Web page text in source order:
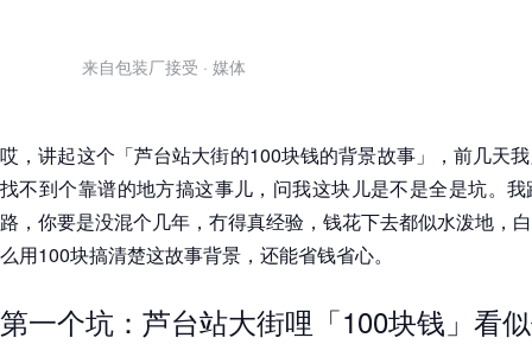
来自包装厂接受 · 媒体
哎，讲起这个「芦台站大街的100块钱的背景故事」，前几天
找不到个靠谱的地方搞这事儿，问我这块儿是不是全是坑。
路，你要是没混个几年，冇得真经验，钱花下去都似水泼地，
么用100块搞清楚这故事背景，还能省钱省心。
第一个坑：芦台站大街哩「100块钱」看